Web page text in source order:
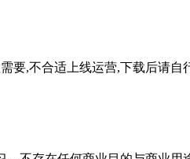
要,不合适上线运营,下载后请自